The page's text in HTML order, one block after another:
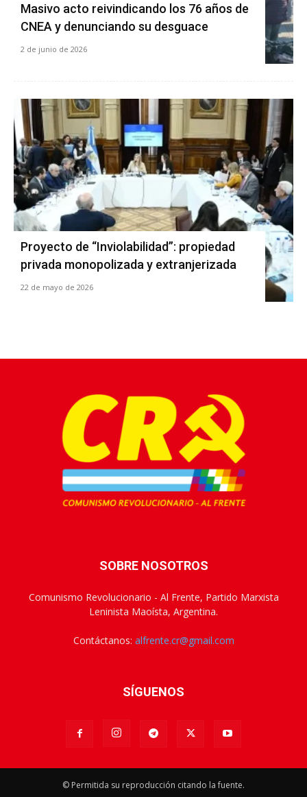
Masivo acto reivindicando los 76 años de
CNEA y denunciando su desguace
2 de junio de 2026
Proyecto de “Inviolabilidad”: propiedad
privada monopolizada y extranjerizada
22 de mayo de 2026
SOBRE NOSOTROS
Comunismo Revolucionario - Al Frente, Partido Marxista
Leninista Maoísta, Argentina.
Contáctanos: alfrente.cr@gmail.com
SÍGUENOS
© Permitida su reproducción citando la fuente.